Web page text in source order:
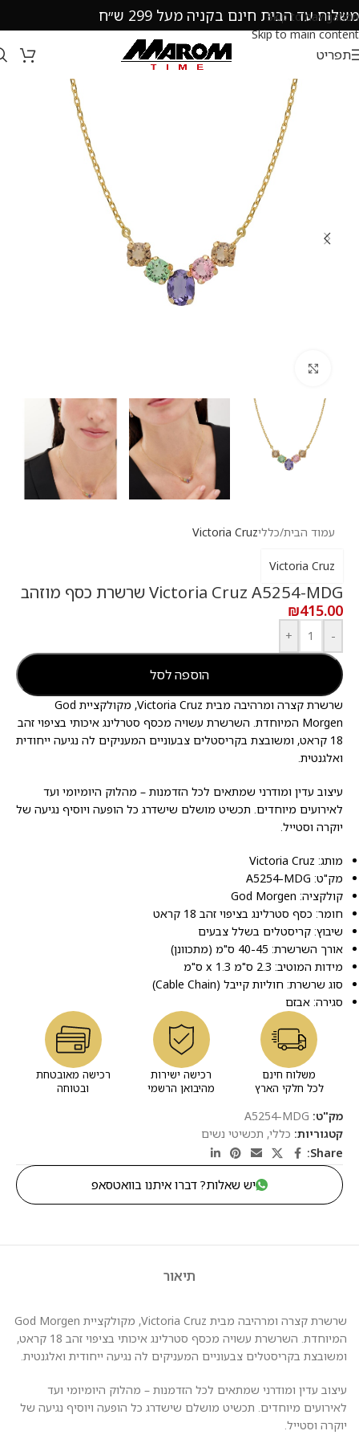
Skip to navigation
Skip to main content
משלוח עד הבית חינם בקניה מעל 299 ש״ח
תפריט
עמוד הבית/כלליVictoria Cruz
Victoria Cruz A5254-MDG שרשרת כסף מוזהב
Victoria Cruz
₪415.00
-
+
הוספה לסל
שרשרת קצרה ומרהיבה מבית Victoria Cruz, מקולקציית God
Morgen המיוחדת. השרשרת עשויה מכסף סטרלינג איכותי בציפוי זהב
18 קראט, ומשובצת בקריסטלים צבעוניים המעניקים לה נגיעה ייחודית
ואלגנטית.
עיצוב עדין ומודרני שמתאים לכל הזדמנות – מהלוק היומיומי ועד
לאירועים מיוחדים. תכשיט מושלם שישדרג כל הופעה ויוסיף נגיעה של
יוקרה וסטייל.
מותג: Victoria Cruz
מק"ט: A5254-MDG
קולקציה: God Morgen
חומר: כסף סטרלינג בציפוי זהב 18 קראט
שיבוץ: קריסטלים בשלל צבעים
אורך השרשרת: 40-45 ס"מ (מתכוונן)
מידות המוטיב: 2.3 ס"מ x 1.3 ס"מ
סוג שרשרת: חוליות קייבל (Cable Chain)
סגירה: אבזם
משלוח חינם
לכל חלקי הארץ
רכישה ישירות
מהיבואן הרשמי
רכישה מאובטחת
ובטוחה
מק"ט: A5254-MDG
קטגוריות: כללי, תכשיטי נשים
Share:
יש שאלות? דברו איתנו בוואטסאפ
תיאור
שרשרת קצרה ומרהיבה מבית Victoria Cruz, מקולקציית God Morgen
המיוחדת. השרשרת עשויה מכסף סטרלינג איכותי בציפוי זהב 18 קראט,
ומשובצת בקריסטלים צבעוניים המעניקים לה נגיעה ייחודית ואלגנטית.
עיצוב עדין ומודרני שמתאים לכל הזדמנות – מהלוק היומיומי ועד
לאירועים מיוחדים. תכשיט מושלם שישדרג כל הופעה ויוסיף נגיעה של
יוקרה וסטייל.